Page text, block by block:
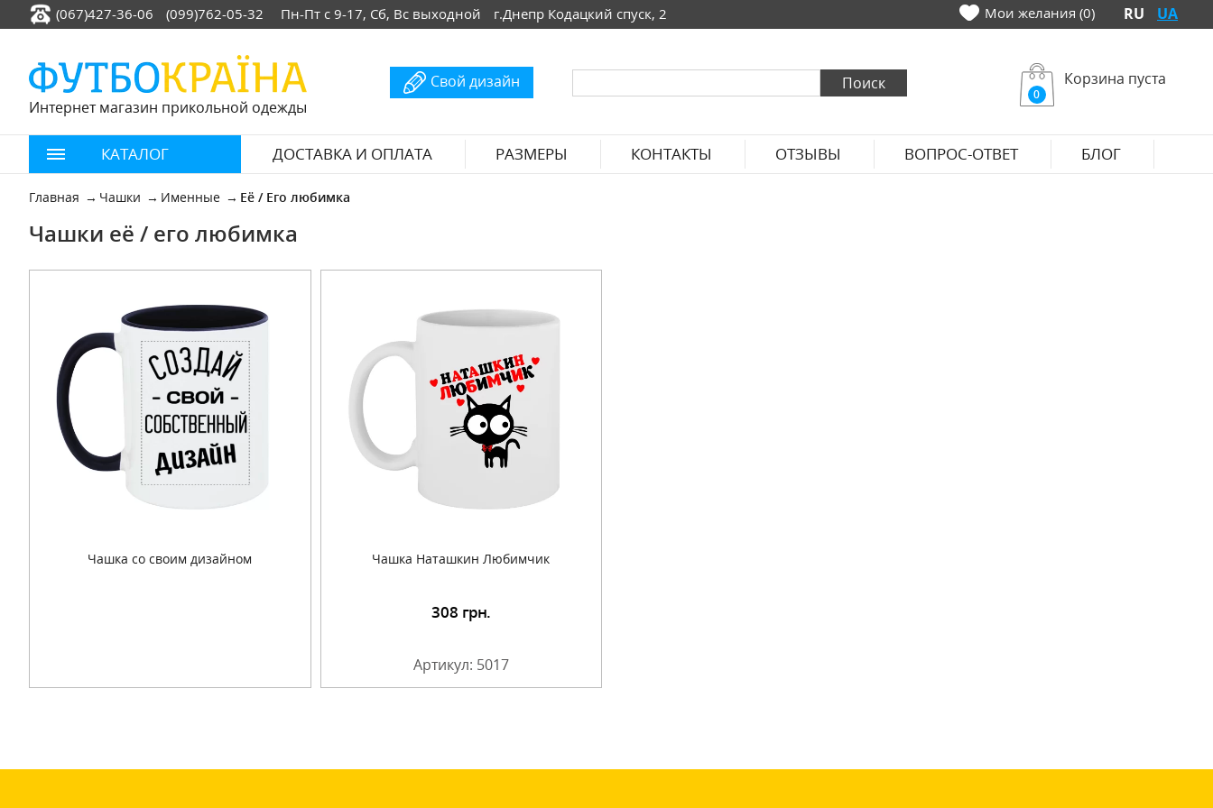
(067)427-36-06 (099)762-05-32 Пн-Пт с 9-17, Сб, Вс выходной г.Днепр Кодацкий спуск, 2 Мои желания (0) RU UA
Интернет магазин прикольной одежды
Свой дизайн
0
Корзина пуста
КАТАЛОГ ДОСТАВКА И ОПЛАТА РАЗМЕРЫ КОНТАКТЫ ОТЗЫВЫ ВОПРОС-ОТВЕТ БЛОГ
Главная Чашки Именные Её / Его любимка
Чашки её / его любимка
Чашка со своим дизайном Чашка Наташкин Любимчик
308 грн.
Артикул: 5017